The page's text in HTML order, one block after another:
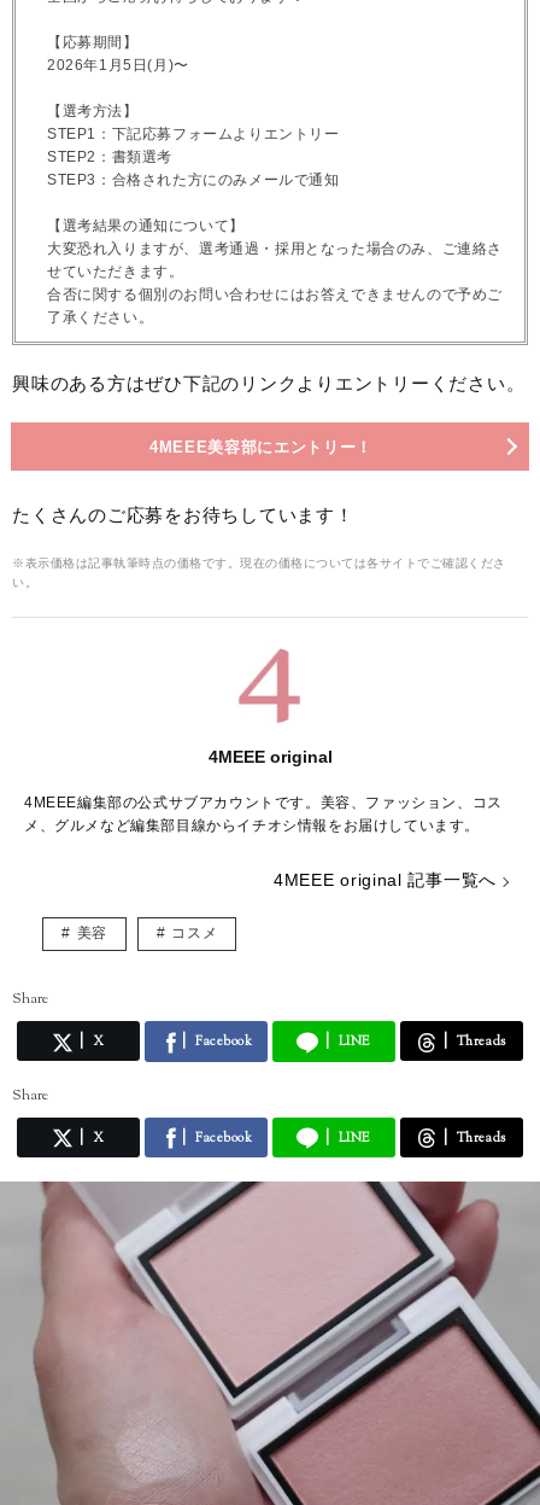
【応募期間】
2026年1月5日(月)〜
【選考方法】
STEP1：下記応募フォームよりエントリー
STEP2：書類選考
STEP3：合格された方にのみメールで通知
【選考結果の通知について】
大変恐れ入りますが、選考通過・採用となった場合のみ、ご連絡さ
せていただきます。
合否に関する個別のお問い合わせにはお答えできませんので予めご
了承ください。
興味のある方はぜひ下記のリンクよりエントリーください。
4MEEE美容部にエントリー！
たくさんのご応募をお待ちしています！
※表示価格は記事執筆時点の価格です。現在の価格については各サイトでご確認くださ
い。
4MEEE original
4MEEE編集部の公式サブアカウントです。美容、ファッション、コス
メ、グルメなど編集部目線からイチオシ情報をお届けしています。
4MEEE original 記事一覧へ
美容 コスメ
Share
X Facebook LINE Threads
Share
X Facebook LINE Threads